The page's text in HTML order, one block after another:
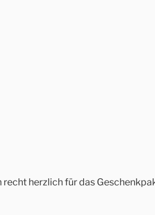
herzlich für das